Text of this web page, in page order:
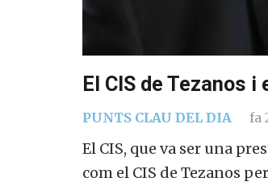
El CIS de Tezanos i
PUNTS CLAU DEL DIA fa
El CIS, que va ser una
com el CIS de Tezanos